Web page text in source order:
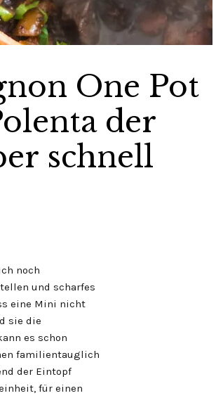
One Pot
der
schnell
noch
und scharfes
eine Mini nicht
sie die
es schon
familientauglich
der Eintopf
für einen